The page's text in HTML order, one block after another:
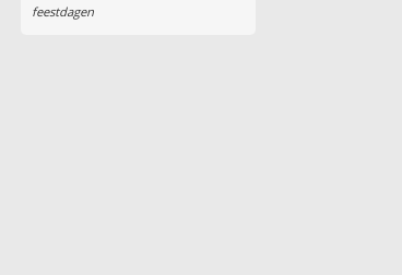
feestdagen